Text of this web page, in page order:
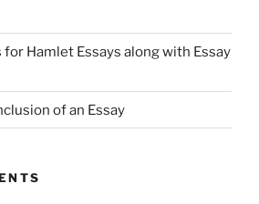
Hamlet Essays along with Essay
of an Essay